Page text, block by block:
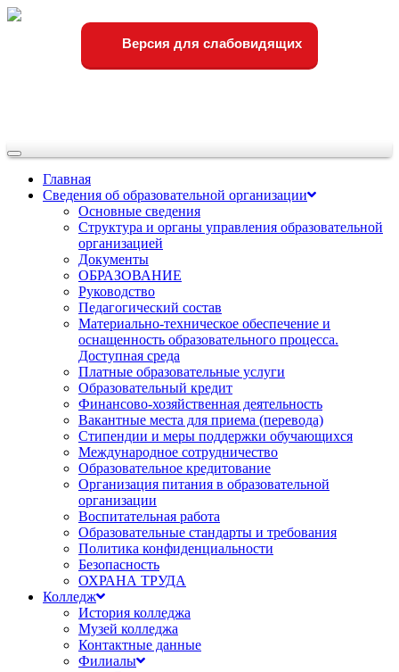
Версия для слабовидящих
Переключить
навигацииГлавная
Сведения об образовательной организации
Основные сведения
Структура и органы управления образовательной
организацией
Документы
ОБРАЗОВАНИЕ
Руководство
Педагогический состав
Материально-техническое обеспечение и
оснащенность образовательного процесса.
Доступная среда
Платные образовательные услуги
Образовательный кредит
Финансово-хозяйственная деятельность
Вакантные места для приема (перевода)
Стипендии и меры поддержки обучающихся
Международное сотрудничество
Образовательное кредитование
Организация питания в образовательной
организации
Воспитательная работа
Образовательные стандарты и требования
Политика конфиденциальности
Безопасность
ОХРАНА ТРУДА
Колледж
История колледжа
Музей колледжа
Контактные данные
Филиалы